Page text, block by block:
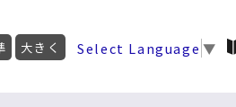
大きく Select Language ▼